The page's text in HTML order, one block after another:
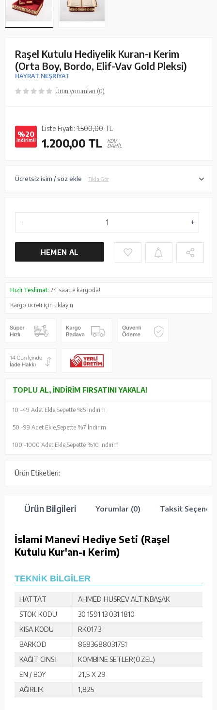
Raşel Kutulu Hediyelik Kuran-ı Kerim
(Orta Boy, Bordo, Elif-Vav Gold Pleksi)
HAYRAT NEŞRİYAT
Ürün yorumları (0)
%20
indirimli
Liste Fiyatı: 1.500,00 TL
1.200,00 TL
KDV
DAHİL
Ücretsiz isim / söz ekle Tıkla Gör
HEMEN AL
Hızlı Teslimat: 24 saatte kargoda!
Kargo ücreti içintıklayın
TOPLU AL, İNDIRIM FIRSATINI YAKALA!
10 -49 Adet Ekle, Sepette %5 İndirim
50 -99 Adet Ekle, Sepette %7 İndirim
100 -1000 Adet Ekle, Sepette %10 İndirim
Ürün Etiketleri:
Ürün Bilgileri Yorumlar (0) Taksit
İslami Manevi Hediye Seti (Raşel
Kutulu Kur'an-ı Kerim)
TEKNİK BİLGİLER
HATTAT
AHMED HUSREV ALTINBAŞAK
STOK KODU
30 1591 13 031 1810
KISA KODU
RK0173
BARKOD
8683688031751
KAĞIT CİNSİ
KOMBİNE SETLER(ÖZEL)
EN / BOY
21,5 X 29
AĞIRLIK
1,825